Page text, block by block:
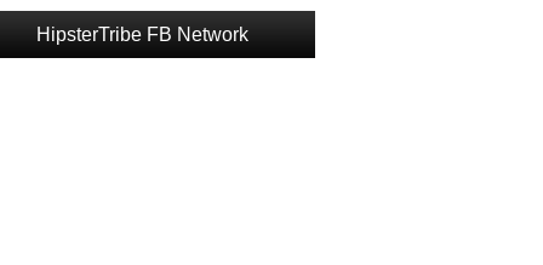
HipsterTribe FB Network